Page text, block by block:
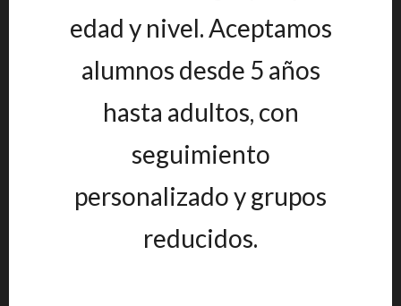
edad y nivel. Aceptamos
alumnos desde 5 años
hasta adultos, con
seguimiento
personalizado y grupos
reducidos.